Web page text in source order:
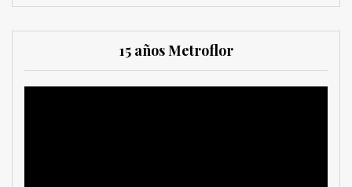
15 años Metroflor